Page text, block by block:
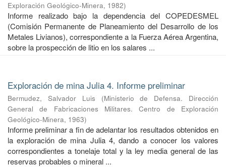
Exploración Geológico-Minera, 1982)
Informe realizado bajo la dependencia del COPEDESMEL
(Comisión Permanente de Planeamiento del Desarrollo de los
Metales Livianos), correspondiente a la Fuerza Aérea Argentina,
sobre la prospección de litio en los salares ...
Exploración de mina Julia 4. Informe preliminar
Bermudez, Salvador Luis (Ministerio de Defensa. Dirección
General de Fabricaciones Militares. Centro de Exploración
Geológico-Minera, 1963)
Informe preliminar a fin de adelantar los resultados obtenidos en
la exploración de mina Julia 4, dando a conocer los valores
correspondientes a tonelaje total y la ley media general de las
reservas probables o mineral ...